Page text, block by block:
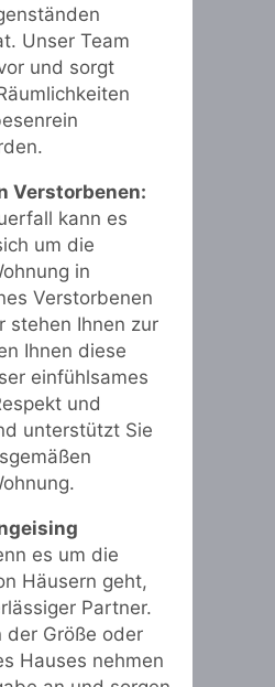
Unser Team
und sorgt
Verstorbenen:
kann es
um die
in
Verstorbenen
stehen Ihnen zur
Ihnen diese
einfühlsames
und
unterstützt Sie
es um die
Häusern geht,
Partner.
der Größe oder
Hauses nehmen